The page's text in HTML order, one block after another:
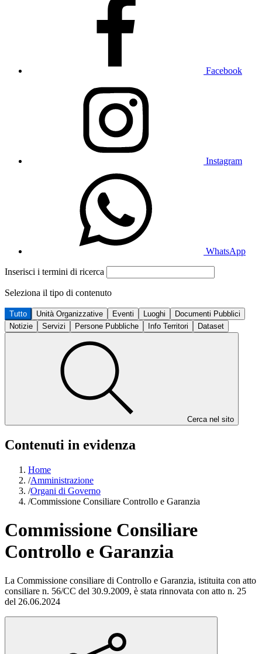
Facebook
Instagram
WhatsApp
Inserisci i termini di ricerca
Seleziona il tipo di contenuto
Tutto Unità Organizzative Eventi Luoghi
Documenti Pubblici
Notizie
Servizi Persone Pubbliche Info Territori Dataset
Cerca nel sito
Contenuti in evidenza
Home
/Amministrazione
/Organi di Governo
/Commissione Consiliare Controllo e Garanzia
Commissione Consiliare
Controllo e Garanzia
La Commissione consiliare di Controllo e Garanzia, istituita con atto
consiliare n. 56/CC del 30.9.2009, è stata rinnovata con atto n. 25
del 26.06.2024